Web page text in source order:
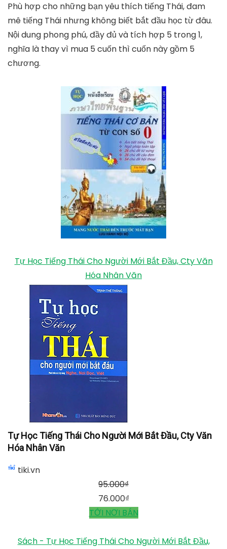
Phù hợp cho những bạn yêu thích tiếng Thái, đam
mê tiếng Thái nhưng không biết bắt đầu học từ đâu.
Nội dung phong phú, đầy đủ và tích hợp 5 trong 1,
nghĩa là thay vì mua 5 cuốn thì cuốn này gồm 5
chương.
Tự Học Tiếng Thái Cho Người Mới Bắt Đầu, Cty Văn
Hóa Nhân Văn
Tự Học Tiếng Thái Cho Người Mới Bắt Đầu, Cty Văn
Hóa Nhân Văn
tiki.vn
95.000₫
76.000₫
TỚI NƠI BÁN
Sách - Tự Học Tiếng Thái Cho Người Mới Bắt Đầu,